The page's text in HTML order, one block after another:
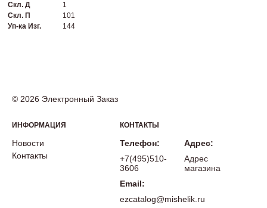
Скл. Д
1
Скл. П
101
Уп-ка Изг.
144
© 2026 Электронный Заказ
ИНФОРМАЦИЯ
Новости
Контакты
КОНТАКТЫ
Телефон:
+7(495)510-
3606
Email:
ezcatalog@mishelik.ru
Адрес:
Адрес
магазина